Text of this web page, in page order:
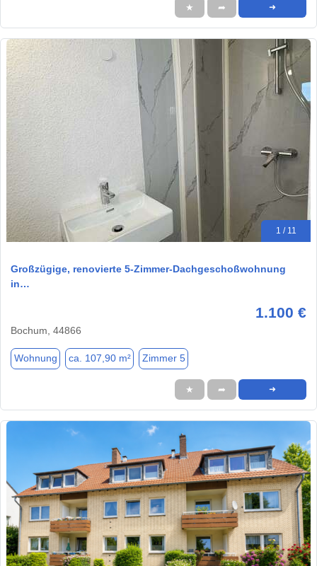
★ ➦ ➜
1 / 11
Großzügige, renovierte 5-Zimmer-Dachgeschoßwohnung
in…
1.100 €
Bochum, 44866
Wohnung ca. 107,90 m² Zimmer 5
★ ➦ ➜